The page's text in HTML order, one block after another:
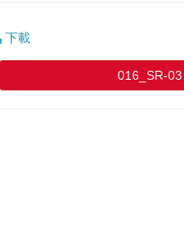
下載
016_SR-03